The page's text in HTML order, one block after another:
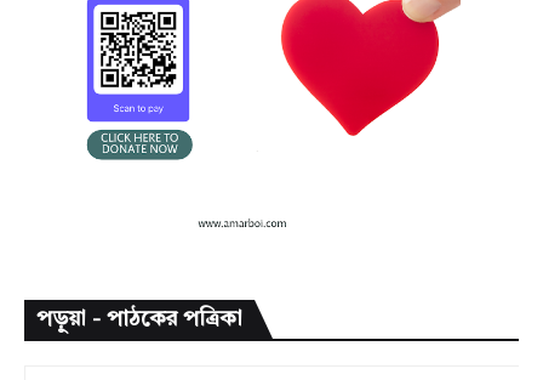
পড়ুয়া - পাঠকের পত্রিকা